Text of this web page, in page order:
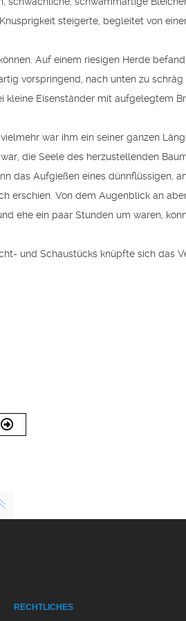
steigerte, begleitet von
Auf einem riesigen Herde
vorspringend, nach unten zu
Eisenständer mit aufgelegtem
war ihm ein seiner ganzen
die Seele des herzustellenden
das Aufgießen eines dünnflüssigen,
erschien. Von dem Augenblick an
ehe ein paar Stunden um waren,
und Schaustücks knüpfte sich das
RECHTLICHES